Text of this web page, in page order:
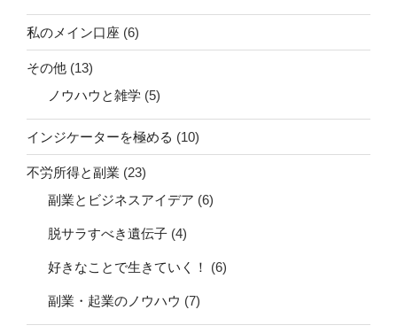
私のメイン口座 (6)
その他 (13)
ノウハウと雑学 (5)
インジケーターを極める (10)
不労所得と副業 (23)
副業とビジネスアイデア (6)
脱サラすべき遺伝子 (4)
好きなことで生きていく！ (6)
副業・起業のノウハウ (7)